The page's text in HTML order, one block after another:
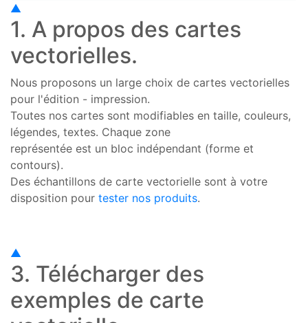
▲
1. A propos des cartes
vectorielles.
Nous proposons un large choix de cartes vectorielles
pour l'édition - impression.
Toutes nos cartes sont modifiables en taille, couleurs,
légendes, textes. Chaque zone
représentée est un bloc indépendant (forme et
contours).
Des échantillons de carte vectorielle sont à votre
disposition pour tester nos produits.
▲
3. Télécharger des
exemples de carte